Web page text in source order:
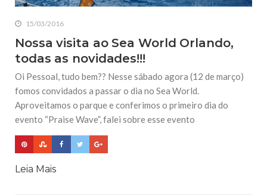
15/03/2016
Nossa visita ao Sea World Orlando,
todas as novidades!!!
Oi Pessoal, tudo bem?? Nesse sábado agora (12 de março)
fomos convidados a passar o dia no Sea World.
Aproveitamos o parque e conferimos o primeiro dia do
evento “Praise Wave”, falei sobre esse evento
Leia Mais